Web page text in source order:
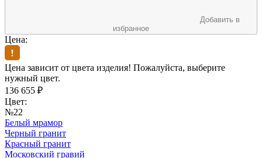
Добавить в
избранное
Цена:
Цена зависит от цвета изделия! Пожалуйста, выберите
нужный цвет.
136 655 ₽
Цвет:
№22
Белый мрамор
Черный гранит
Красный гранит
Московский гравий